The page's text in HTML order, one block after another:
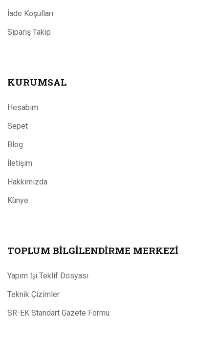
İade Koşulları
Sipariş Takip
KURUMSAL
Hesabım
Sepet
Blog
İletişim
Hakkımızda
Künye
TOPLUM BILGILENDIRME MERKEZI
Yapım İşi Teklif Dosyası
Teknik Çizimler
SR-EK Standart Gazete Formu